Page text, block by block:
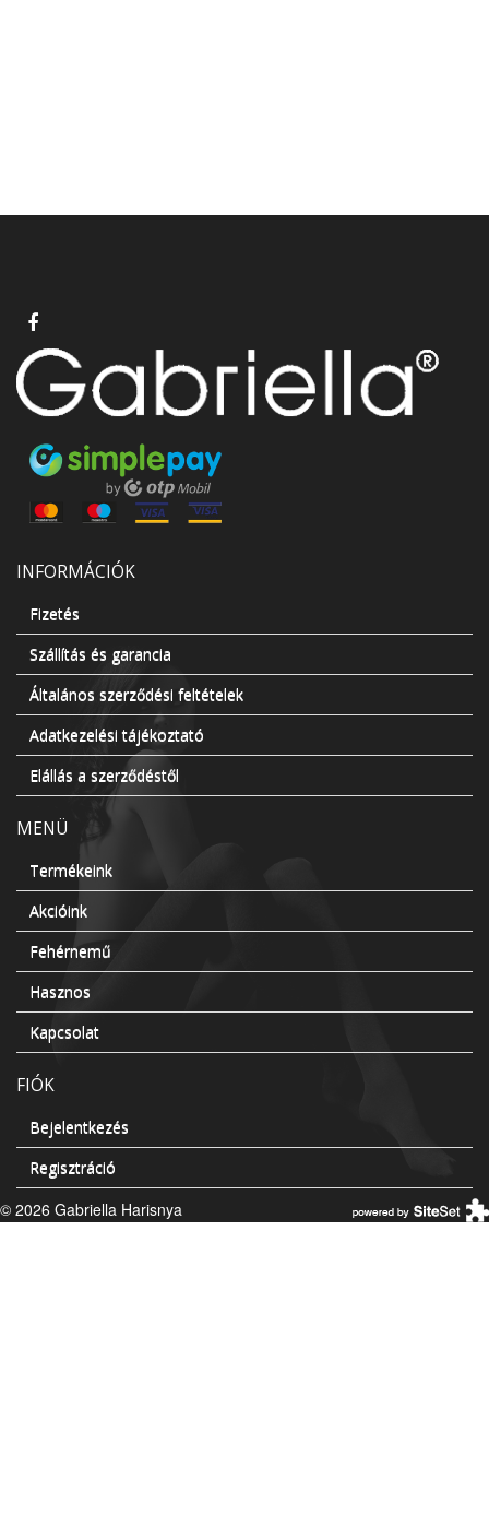
INFORMÁCIÓK
Fizetés
Szállítás és garancia
Általános szerződési feltételek
Adatkezelési tájékoztató
Elállás a szerződéstől
MENÜ
Termékeink
Akcióink
Fehérnemű
Hasznos
Kapcsolat
FIÓK
Bejelentkezés
Regisztráció
© 2026 Gabriella Harisnya